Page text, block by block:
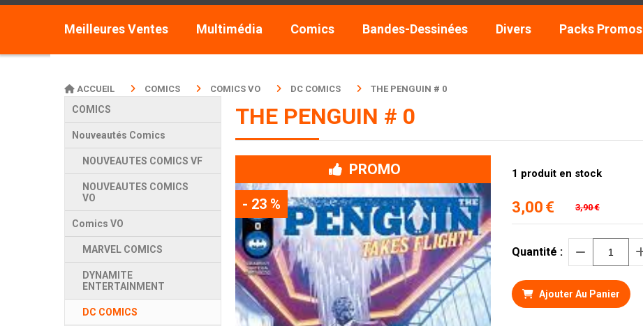
Meilleures Ventes Multimédia Comics Bandes-Dessinées Divers Packs Promos
COMICS
Nouveautés Comics
NOUVEAUTES COMICS VF
NOUVEAUTES COMICS
VO
Comics VO
MARVEL COMICS
DYNAMITE
ENTERTAINMENT
DC COMICS
ACCUEIL COMICS COMICS VO DC COMICS THE PENGUIN # 0
THE PENGUIN # 0
PROMO
- 23 % 3,00 € 3,90€
1 produit en stock
Quantité :
Ajouter Au Panier